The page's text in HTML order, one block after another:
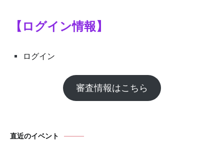
【ログイン情報】
ログイン
審査情報はこちら
直近のイベント